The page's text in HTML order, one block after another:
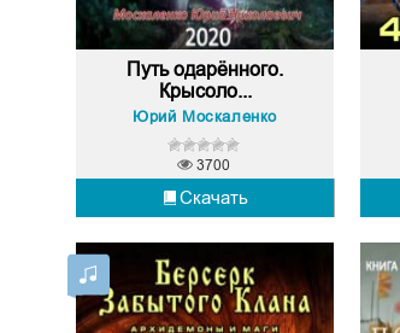
Путь одарённого.
Крысоло...
Юрий Москаленко
Скачать
3700